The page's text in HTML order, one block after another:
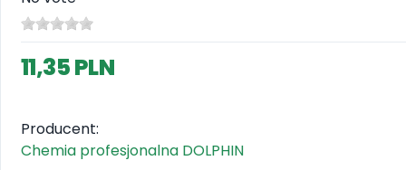
11,35 PLN
Producent:
Chemia profesjonalna DOLPHIN